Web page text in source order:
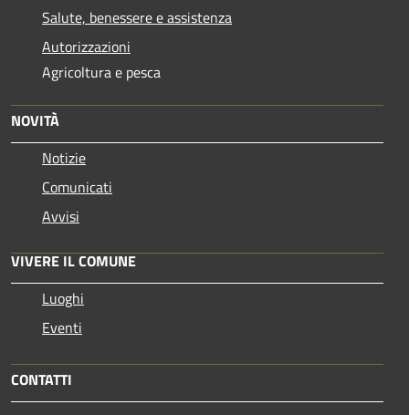
Salute, benessere e assistenza
Autorizzazioni
Agricoltura e pesca
NOVITÀ
Notizie
Comunicati
Avvisi
VIVERE IL COMUNE
Luoghi
Eventi
CONTATTI